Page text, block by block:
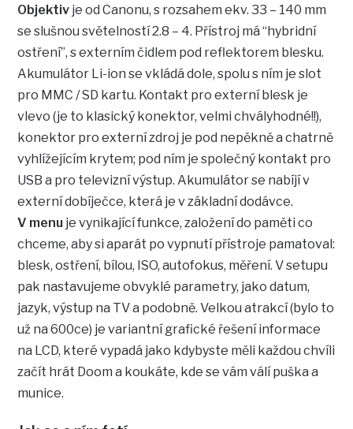
Objektiv je od Canonu, s rozsahem ekv. 33 – 140 mm
se slušnou světelností 2.8 – 4. Přístroj má “hybridní
ostření”, s externím čidlem pod reflektorem blesku.
Akumulátor Li-ion se vkládá dole, spolu s ním je slot
pro MMC / SD kartu. Kontakt pro externí blesk je
vlevo (je to klasický konektor, velmi chvályhodné!!),
konektor pro externí zdroj je pod nepěkně a chatrně
vyhlížejícím krytem; pod ním je společný kontakt pro
USB a pro televizní výstup. Akumulátor se nabíjí v
externí dobíječce, která je v základní dodávce.
V menu je vynikající funkce, založení do paměti co
chceme, aby si aparát po vypnutí přístroje pamatoval:
blesk, ostření, bílou, ISO, autofokus, měření. V setupu
pak nastavujeme obvyklé parametry, jako datum,
jazyk, výstup na TV a podobně. Velkou atrakcí (bylo to
už na 600ce) je variantní grafické řešení informace
na LCD, které vypadá jako kdybyste měli každou chvíli
začít hrát Doom a koukáte, kde se vám válí puška a
munice.